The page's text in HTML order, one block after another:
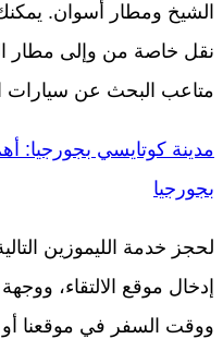
الشيخ ومطار أسوان.
نقل خاصة من وإلى مطار
متاعب البحث عن سيارات
بجورجيا
لحجز خدمة الليموزين
إدخال موقع الالتقاء، ووجهة
ووقت السفر في موقعنا أو